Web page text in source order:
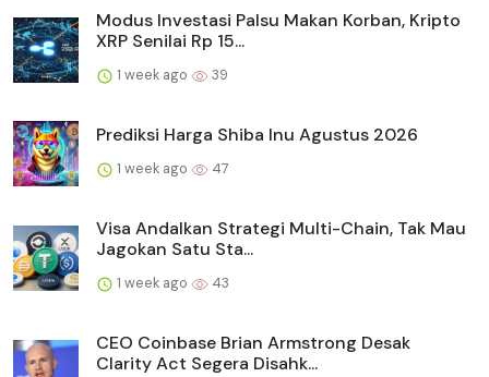
Modus Investasi Palsu Makan Korban, Kripto
XRP Senilai Rp 15...
1 week ago 39
Prediksi Harga Shiba Inu Agustus 2026
1 week ago 47
Visa Andalkan Strategi Multi-Chain, Tak Mau
Jagokan Satu Sta...
1 week ago 43
CEO Coinbase Brian Armstrong Desak
Clarity Act Segera Disahk...